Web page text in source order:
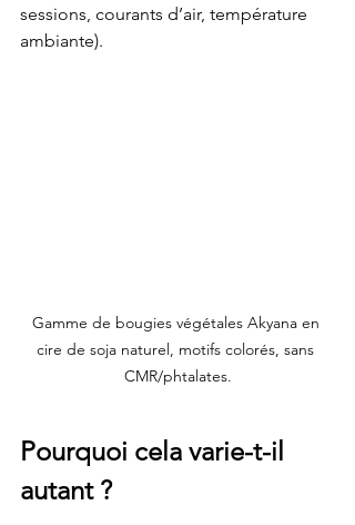
sessions, courants d’air, température
ambiante).
Gamme de bougies végétales Akyana en
cire de soja naturel, motifs colorés, sans
CMR/phtalates.
Pourquoi cela varie-t-il
autant ?